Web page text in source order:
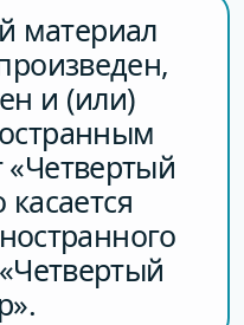
материал
и (или)
«Четвертый